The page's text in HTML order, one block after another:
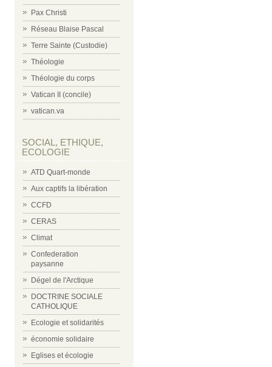
Pax Christi
Réseau Blaise Pascal
Terre Sainte (Custodie)
Théologie
Théologie du corps
Vatican II (concile)
vatican.va
SOCIAL, ETHIQUE,
ECOLOGIE
ATD Quart-monde
Aux captifs la libération
CCFD
CERAS
Climat
Confederation
paysanne
Dégel de l'Arctique
DOCTRINE SOCIALE
CATHOLIQUE
Ecologie et solidarités
économie solidaire
Eglises et écologie